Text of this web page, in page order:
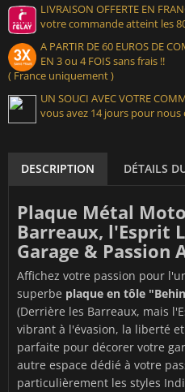
LIVRAISON OFFERTE EN
votre commande atteint les
A PARTIR DE 60 EUROS DE
EN 3 ou 4 FOIS sans frais !!
( France uniquement )
UN SOUCI AVEC VOTRE
vous avez 14 jours pour
DESCRIPTION DÉTAILS
Plaque Métal
Barreaux, l'Esprit
Garage & Passion
Affichez votre passion pour
superbe plaque en tôle
(Derrière les Barreaux, mais
vibrant à l'évasion, la liberté
parfaite pour décorer votre
autre espace dédié à votre
particulièrement les styles